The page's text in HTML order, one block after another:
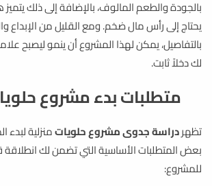
بالجودة والطعم المالوف، بالإضافة إلى ذلك يتميز
يحتاج إلى رأس مال ضخم. ومع القليل من الإبداع
بالتفاصيل، يمكن لهذا المشروع أن ينمو ليصبح
لك دخلاً ثابت.
متطلبات بدء مشروع
تظهردراسة جدوى مشروع حلوياتمنزلية لبدء
بعض المتطلبات الأساسية التي تضمن لك
للمشروع: